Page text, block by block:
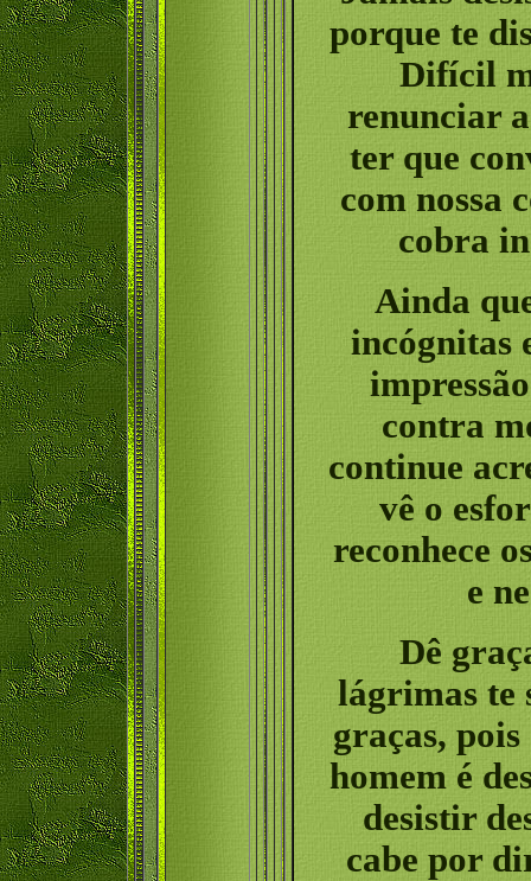
porque te
Difícil
renunciar
ter que
com nossa
cobra
Ainda
incógnitas
contra
continue
vê o
reconhece
e
Dê
lágrimas te
graças,
homem é
desistir
cabe por